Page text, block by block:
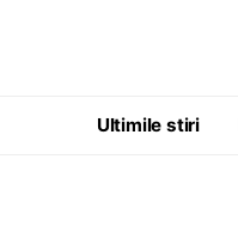
Ultimile stiri